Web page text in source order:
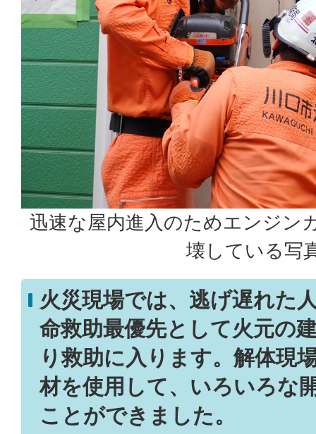
迅速な屋内進入のためエンジン
壊している写
火災現場では、逃げ遅れた
命救助最優先として火元の
り救助に入ります。解体現
材を使用して、いろいろな
ことができました。